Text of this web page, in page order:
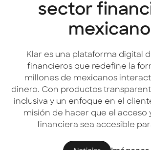
sector
mexicano
Klar es una plataforma digital
financieros que redefine la
millones de mexicanos
dinero. Con productos
inclusiva y un enfoque en el
misión de hacer que el acceso
financiera sea accesible